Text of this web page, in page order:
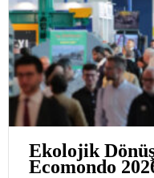
Ekolojik
Ecomondo